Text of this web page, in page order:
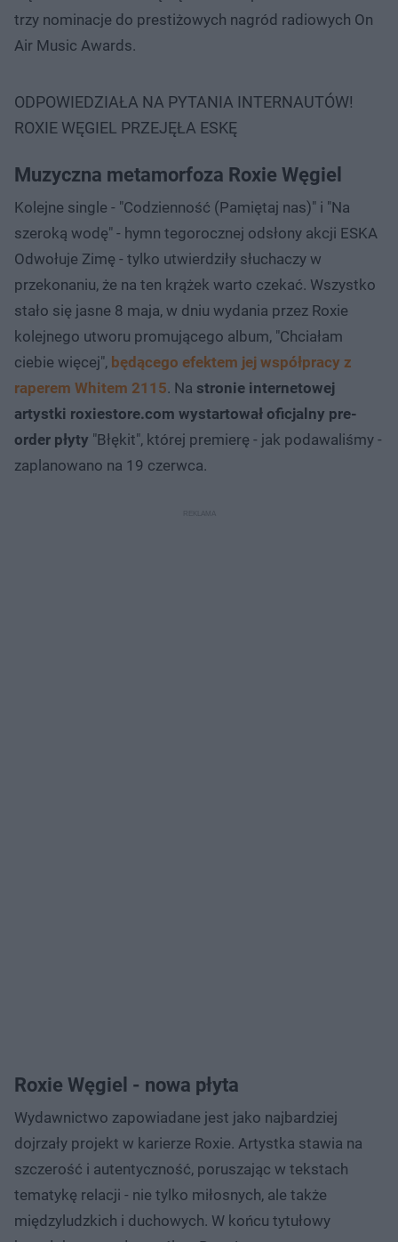
trzy nominacje do prestiżowych nagród radiowych On
Air Music Awards.
ODPOWIEDZIAŁA NA PYTANIA INTERNAUTÓW!
ROXIE WĘGIEL PRZEJĘŁA ESKĘ
Muzyczna metamorfoza Roxie Węgiel
Kolejne single - "Codzienność (Pamiętaj nas)" i "Na
szeroką wodę" - hymn tegorocznej odsłony akcji ESKA
Odwołuje Zimę - tylko utwierdziły słuchaczy w
przekonaniu, że na ten krążek warto czekać. Wszystko
stało się jasne 8 maja, w dniu wydania przez Roxie
kolejnego utworu promującego album, "Chciałam
ciebie więcej", będącego efektem jej współpracy z
raperem Whitem 2115. Na stronie internetowej
artystki roxiestore.com wystartował oficjalny pre-
order płyty "Błękit", której premierę - jak podawaliśmy -
zaplanowano na 19 czerwca.
Roxie Węgiel - nowa płyta
Wydawnictwo zapowiadane jest jako najbardziej
dojrzały projekt w karierze Roxie. Artystka stawia na
szczerość i autentyczność, poruszając w tekstach
tematykę relacji - nie tylko miłosnych, ale także
międzyludzkich i duchowych. W końcu tytułowy